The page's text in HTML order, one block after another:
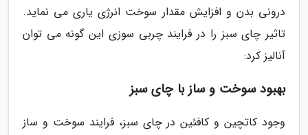
درونی بدن و افزایش مقدار سوخت انرژی یاری می نماید.
تاثیر چای سبز را در فرایند چربی سوزی این گونه می توان
آنالیز کرد:
بهبود سوخت و ساز با چای سبز
وجود کاتچین و کافئین در چای سبز، فرایند سوخت و ساز